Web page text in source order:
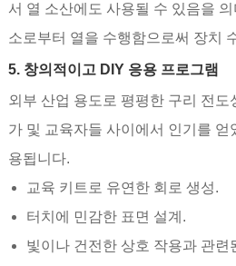
서 열 소산에도 사용될 수 있음을
소로부터 열을 수행함으로써 장치
5. 창의적이고 DIY 응용 프로그램
외부 산업 용도로 평평한 구리 전도
가 및 교육자들 사이에서 인기를
용됩니다.
교육 키트로 유연한 회로 생성.
터치에 민감한 표면 설계.
빛이나 건전한 상호 작용과 관련